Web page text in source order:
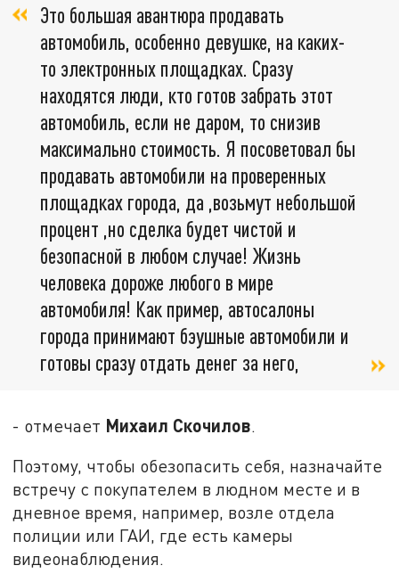
Это большая авантюра продавать
автомобиль, особенно девушке, на каких-
то электронных площадках. Сразу
находятся люди, кто готов забрать этот
автомобиль, если не даром, то снизив
максимально стоимость. Я посоветовал бы
продавать автомобили на проверенных
площадках города, да ,возьмут небольшой
процент ,но сделка будет чистой и
безопасной в любом случае! Жизнь
человека дороже любого в мире
автомобиля! Как пример, автосалоны
города принимают бэушные автомобили и
готовы сразу отдать денег за него,
- отмечает Михаил Скочилов.
Поэтому, чтобы обезопасить себя, назначайте
встречу с покупателем в людном месте и в
дневное время, например, возле отдела
полиции или ГАИ, где есть камеры
видеонаблюдения.